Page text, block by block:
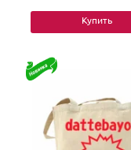
Купить